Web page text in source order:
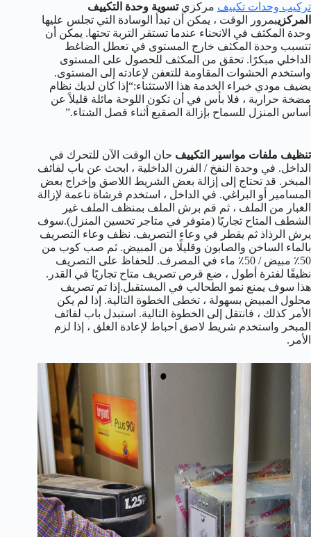
تركيب وحدات تكييف مركزيتسوية وحدة التكييف
المركزيبمرور الوقت ، يمكن أن تبدأ الوسادة التي تجلس عليها
وحدة المكثف في الانحناء عندما تستقر التربة تحتها. يمكن أن
تتسبب وحدة المكثف خارج المستوى في تعطل الضاغط
الداخلي مبكرًا. تحقق من المكثف للحصول على المستوى
واستخدم الحشوات المقاومة للتعفن لإعادته إلى المستوى.
يضيف مودي خبراء الخدمة هذا الاستثناء:“إذا كان لديك نظام
مضخة حرارية ، فلا بأس في أن تكون اللوحة مائلة قليلاً عن
أساس المنزل للسماح بإزالة الصقيع أثناء فصل الشتاء.”
تنظيف ملفات مواسير التكييف حان الوقت الآن للتحرك في
الداخل. في وحدة النفخ / الفرن الداخلية ، ابحث عن باب لفائف
المبخر. قد تحتاج إلى إزالة بعض الشريط اللاصق وإخراج بعض
المسامير أو البراغي. في الداخل ، استخدم فرشاة ناعمة لإزالة
الغبار من الملف ، ثم قم برش الملف بمنظف الملف غير
الشطف المتاح تجاريًا (متوفر في متاجر تحسين المنزل).سوف
يرش الرذاذ ثم يقطر في وعاء التصريف. نظف وعاء التصريف
بالماء الساخن والصابون وقليلًا من المبيض. ثم صب كوب من
50٪ مبيض / 50٪ ماء في المصرف. للحفاظ على التصريف
نظيفًا لفترة أطول ، ضع قرص تصريف متاح تجاريًا في القدر.
هذا سوف يمنع نمو الطحالب في المستقبل.إذا تم تصريف
محلول المبيض بسهولة ، تخطى الخطوة التالية. إذا لم يكن
الأمر كذلك ، فانتقل إلى الخطوة التالية. استبدل باب لفائف
المبخر واستخدم شريط لاصق احباط لإعادة الغلق ، إذا لزم
الأمر.